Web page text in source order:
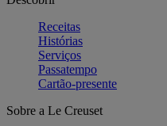
Receitas
Histórias
Serviços
Passatempo
Cartão-presente
Sobre a Le Creuset